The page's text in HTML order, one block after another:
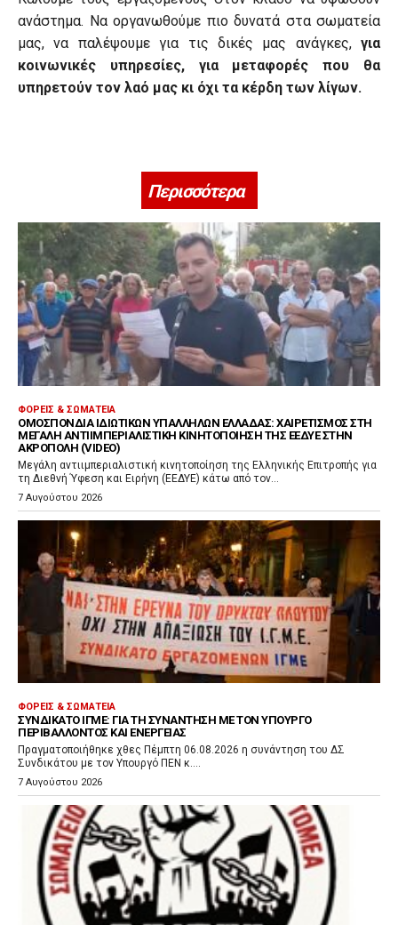
ανάστημα. Να οργανωθούμε πιο δυνατά στα σωματεία
μας, να παλέψουμε για τις δικές μας ανάγκες, για
κοινωνικές υπηρεσίες, για μεταφορές που θα
υπηρετούν τον λαό μας κι όχι τα κέρδη των λίγων.
Περισσότερα
ΦΟΡΕΊΣ & ΣΩΜΑΤΕΊΑ
ΟΜΟΣΠΟΝΔΊΑ ΙΔΙΩΤΙΚΏΝ ΥΠΑΛΛΉΛΩΝ ΕΛΛΆΔΑΣ: ΧΑΙΡΕΤΙΣΜΌΣ ΣΤΗ
ΜΕΓΆΛΗ ΑΝΤΙΙΜΠΕΡΙΑΛΙΣΤΙΚΉ ΚΙΝΗΤΟΠΟΊΗΣΗ ΤΗΣ ΕΕΔΥΕ ΣΤΗΝ
ΑΚΡΌΠΟΛΗ (VIDEO)
Μεγάλη αντιιμπεριαλιστική κινητοποίηση της Ελληνικής Επιτροπής για
τη Διεθνή Ύφεση και Ειρήνη (ΕΕΔΥΕ) κάτω από τον...
7 Αυγούστου 2026
ΦΟΡΕΊΣ & ΣΩΜΑΤΕΊΑ
ΣΥΝΔΙΚΆΤΟ ΙΓΜΕ: ΓΙΑ ΤΗ ΣΥΝΆΝΤΗΣΗ ΜΕ ΤΟΝ ΥΠΟΥΡΓΌ
ΠΕΡΙΒΆΛΛΟΝΤΟΣ ΚΑΙ ΕΝΈΡΓΕΙΑΣ
Πραγματοποιήθηκε χθες Πέμπτη 06.08.2026 η συνάντηση του ΔΣ
Συνδικάτου με τον Υπουργό ΠΕΝ κ....
7 Αυγούστου 2026